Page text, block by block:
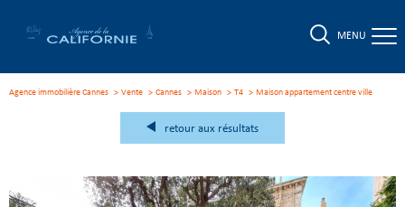
MENU
Agence immobilière Cannes Vente Cannes Maison T4 maison appartement centre ville
retour aux résultats